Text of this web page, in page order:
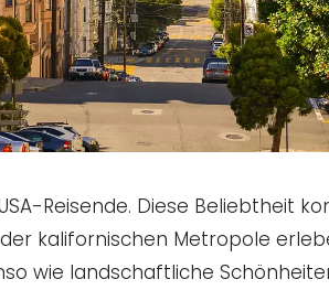
Reisende. Diese Beliebtheit
kalifornischen Metropole
wie landschaftliche